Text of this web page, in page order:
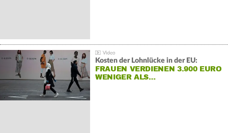
Kosten der Lohnlücke in der EU:
FRAUEN VERDIENEN 3.900 EURO
WENIGER ALS…